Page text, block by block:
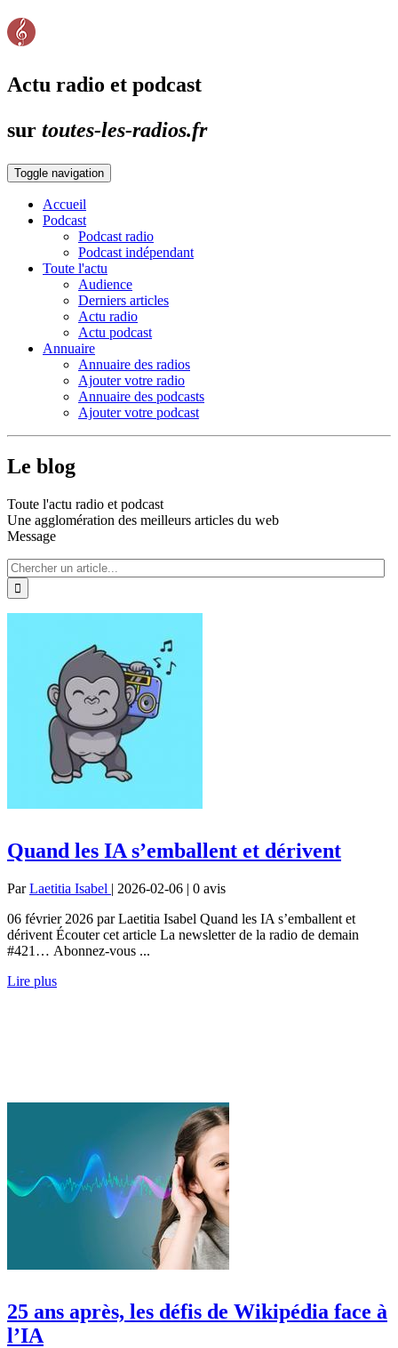
Actu radio et podcast
sur toutes-les-radios.fr
Toggle navigation
Accueil
Podcast
Podcast radio
Podcast indépendant
Toute l'actu
Audience
Derniers articles
Actu radio
Actu podcast
Annuaire
Annuaire des radios
Ajouter votre radio
Annuaire des podcasts
Ajouter votre podcast
Le blog
Toute l'actu radio et podcast
Une agglomération des meilleurs articles du web
Message
Quand les IA s’emballent et dérivent
ParLaetitia Isabel | 2026-02-06 | 0 avis
06 février 2026 par Laetitia Isabel Quand les IA s’emballent et
dérivent Écouter cet article La newsletter de la radio de demain
#421… Abonnez-vous ...
Lire plus
25 ans après, les défis de Wikipédia face à
l’IA